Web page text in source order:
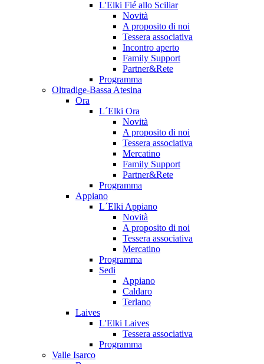
L'Elki Fié allo Sciliar
Novità
A proposito di noi
Tessera associativa
Incontro aperto
Family Support
Partner&Rete
Programma
Oltradige-Bassa Atesina
Ora
L´Elki Ora
Novità
A proposito di noi
Tessera associativa
Mercatino
Family Support
Partner&Rete
Programma
Appiano
L´Elki Appiano
Novità
A proposito di noi
Tessera associativa
Mercatino
Programma
Sedi
Appiano
Caldaro
Terlano
Laives
L'Elki Laives
Tessera associativa
Programma
Valle Isarco